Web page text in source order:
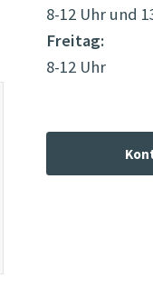
8-12 Uhr und
Freitag:
8-12 Uhr